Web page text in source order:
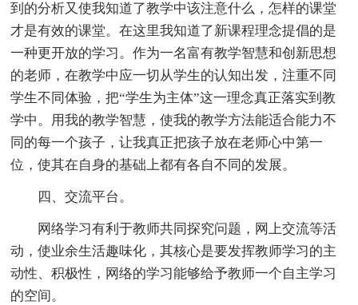
到的分析又使我知道了教学中该注意什么，怎样的课堂
才是有效的课堂。在这里我知道了新课程理念提倡的是
一种更开放的学习。作为一名富有教学智慧和创新思想
的老师，在教学中应一切从学生的认知出发，注重不同
学生不同体验，把“学生为主体”这一理念真正落实到教
学中。用我的教学智慧，使我的教学方法能适合能力不
同的每一个孩子，让我真正把孩子放在老师心中第一
位，使其在自身的基础上都有各自不同的发展。
四、交流平台。
网络学习有利于教师共同探究问题，网上交流等活
动，使业余生活趣味化，其核心是要发挥教师学习的主
动性、积极性，网络的学习能够给予教师一个自主学习
的空间。